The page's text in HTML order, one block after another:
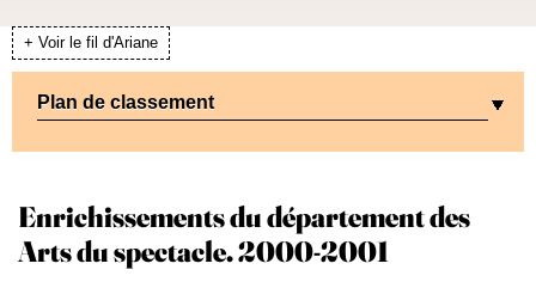
+ Voir le fil d'Ariane
Plan de classement
Enrichissements du département des
Arts du spectacle. 2000-2001